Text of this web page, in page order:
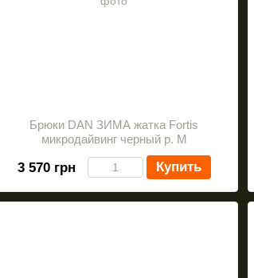
Брюки DAN ЗИМА жатка Fortis
микродайвинг черный р. M
3 570 грн Купить